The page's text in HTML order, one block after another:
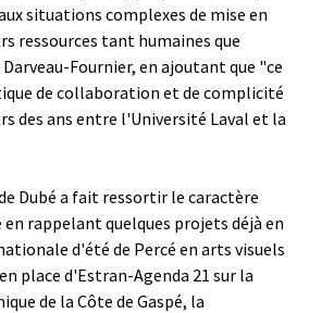
situations complexes de mise en
ressources tant humaines que
Fournier, en ajoutant que "ce
de collaboration et de complicité
des ans entre l'Université Laval et la
Dubé a fait ressortir le caractère
rappelant quelques projets déjà en
d'été de Percé en arts visuels
place d'Estran-Agenda 21 sur la
de la Côte de Gaspé, la